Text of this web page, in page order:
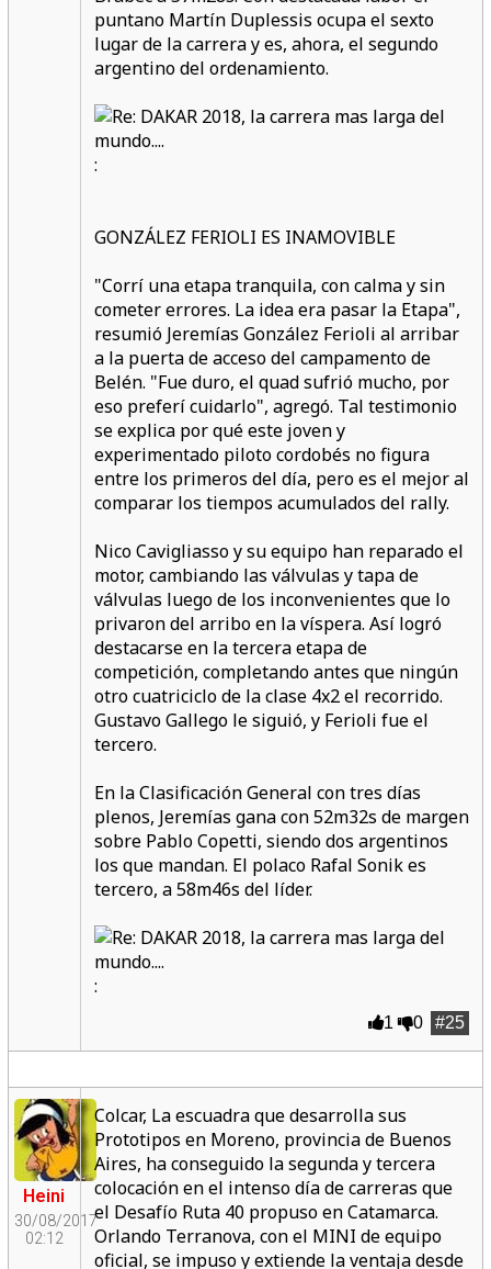
puntano Martín Duplessis ocupa el sexto
lugar de la carrera y es, ahora, el segundo
argentino del ordenamiento.
:
GONZÁLEZ FERIOLI ES INAMOVIBLE
"Corrí una etapa tranquila, con calma y sin
cometer errores. La idea era pasar la Etapa",
resumió Jeremías González Ferioli al arribar
a la puerta de acceso del campamento de
Belén. "Fue duro, el quad sufrió mucho, por
eso preferí cuidarlo", agregó. Tal testimonio
se explica por qué este joven y
experimentado piloto cordobés no figura
entre los primeros del día, pero es el mejor al
comparar los tiempos acumulados del rally.
Nico Cavigliasso y su equipo han reparado el
motor, cambiando las válvulas y tapa de
válvulas luego de los inconvenientes que lo
privaron del arribo en la víspera. Así logró
destacarse en la tercera etapa de
competición, completando antes que ningún
otro cuatriciclo de la clase 4x2 el recorrido.
Gustavo Gallego le siguió, y Ferioli fue el
tercero.
En la Clasificación General con tres días
plenos, Jeremías gana con 52m32s de margen
sobre Pablo Copetti, siendo dos argentinos
los que mandan. El polaco Rafal Sonik es
tercero, a 58m46s del líder.
:
#25
1 0
Heini
30/08/2017
02:12
Colcar, La escuadra que desarrolla sus
Prototipos en Moreno, provincia de Buenos
Aires, ha conseguido la segunda y tercera
colocación en el intenso día de carreras que
el Desafío Ruta 40 propuso en Catamarca.
Orlando Terranova, con el MINI de equipo
oficial, se impuso y extiende la ventaja desde